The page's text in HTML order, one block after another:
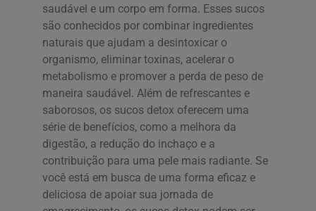
saudável e um corpo em forma. Esses sucos
são conhecidos por combinar ingredientes
naturais que ajudam a desintoxicar o
organismo, eliminar toxinas, acelerar o
metabolismo e promover a perda de peso de
maneira saudável. Além de refrescantes e
saborosos, os sucos detox oferecem uma
série de benefícios, como a melhora da
digestão, a redução do inchaço e a
contribuição para uma pele mais radiante. Se
você está em busca de uma forma eficaz e
deliciosa de apoiar sua jornada de